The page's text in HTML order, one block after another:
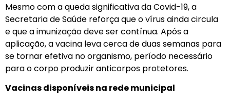
Mesmo com a queda significativa da Covid-19, a
Secretaria de Saúde reforça que o vírus ainda circula
e que a imunização deve ser contínua. Após a
aplicação, a vacina leva cerca de duas semanas para
se tornar efetiva no organismo, período necessário
para o corpo produzir anticorpos protetores.
Vacinas disponíveis na rede municipal